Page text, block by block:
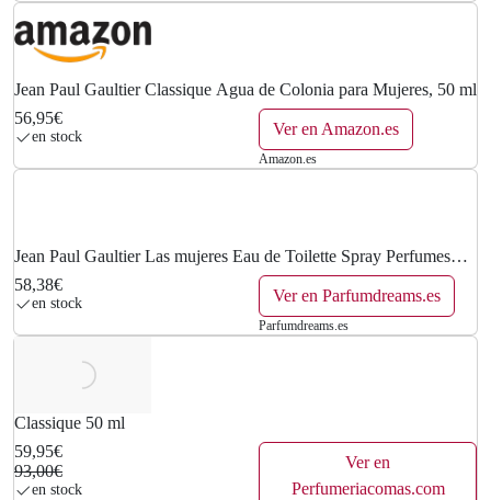
Jean Paul Gaultier Classique Agua de Colonia para Mujeres, 50 ml
56,95€
en stock Ver en Amazon.es
Amazon.es
Jean Paul Gaultier Las mujeres Eau de Toilette Spray Perfumes
mujer Female 50 ml
58,38€
en stock Ver en Parfumdreams.es
Parfumdreams.es
Classique 50 ml
59,95€
93,00€
en stock
Ver en
Perfumeriacomas.com